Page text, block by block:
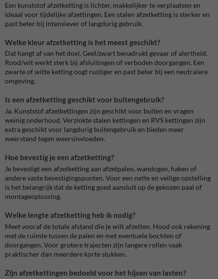
Een kunststof afzetketting is lichter, makkelijker te verplaatsen en
ideaal voor tijdelijke afzettingen. Een stalen afzetketting is sterker en
past beter bij intensiever of langdurig gebruik.
Welke kleur afzetketting is het meest geschikt?
Dat hangt af van het doel. Geel/zwart benadrukt gevaar of alertheid.
Rood/wit werkt sterk bij afsluitingen of verboden doorgangen. Een
zwarte of witte ketting oogt rustiger en past beter bij een neutralere
omgeving.
Is een afzetketting geschikt voor buitengebruik?
Ja. Kunststof afzetkettingen zijn geschikt voor buiten en vragen
weinig onderhoud. Verzinkte stalen kettingen en RVS kettingen zijn
extra geschikt voor langdurig buitengebruik en bieden meer
weerstand tegen weersinvloeden.
Hoe bevestig je een afzetketting?
Je bevestigt een afzetketting aan afzetpalen, wandogen, haken of
andere vaste bevestigingspunten. Voor een nette en veilige opstelling
is het belangrijk dat de ketting goed aansluit op de gekozen paal of
montageoplossing.
Welke lengte afzetketting heb ik nodig?
Meet vooraf de totale afstand die je wilt afzetten. Houd ook rekening
met de ruimte tussen de palen en met eventuele bochten of
doorgangen. Voor grotere trajecten zijn langere rollen vaak
praktischer dan meerdere korte stukken.
Zijn afzetkettingen bedoeld voor het hijsen van lasten?